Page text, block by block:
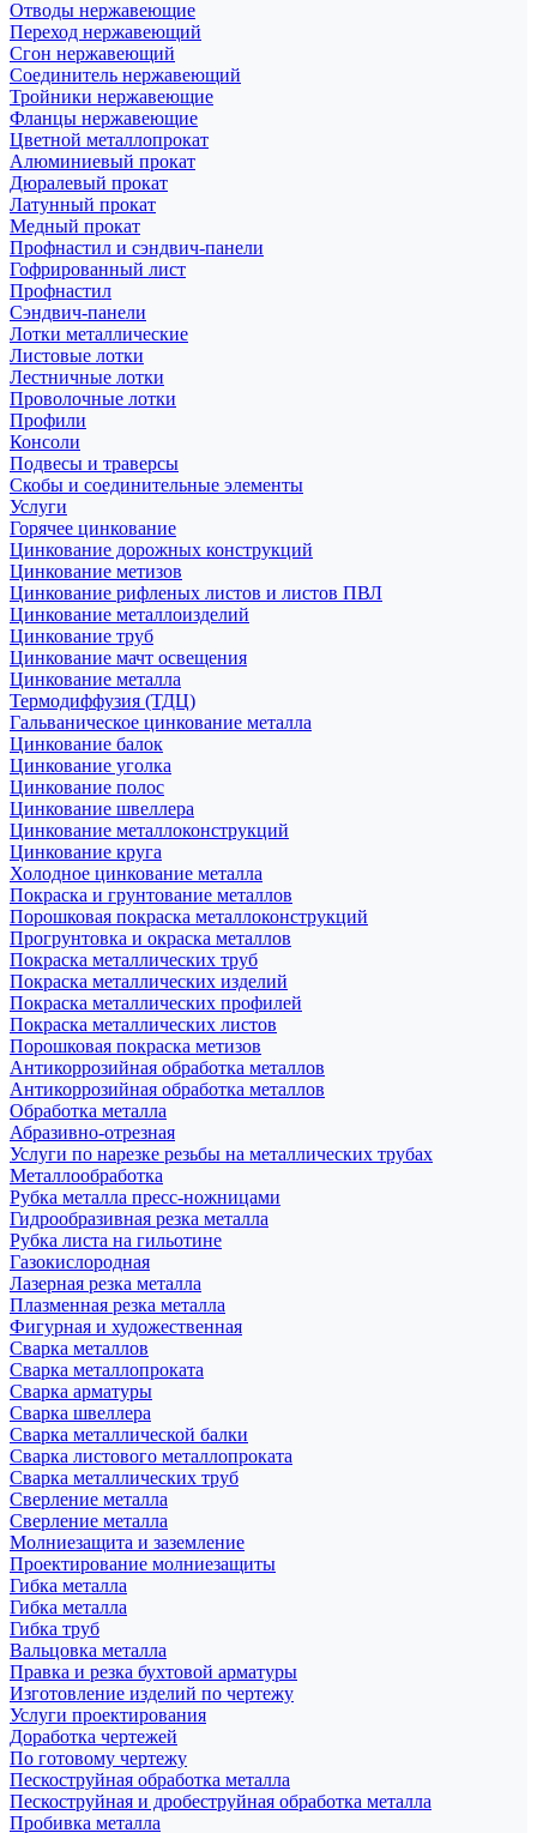
Отводы нержавеющие
Переход нержавеющий
Сгон нержавеющий
Соединитель нержавеющий
Тройники нержавеющие
Фланцы нержавеющие
Цветной металлопрокат
Алюминиевый прокат
Дюралевый прокат
Латунный прокат
Медный прокат
Профнастил и сэндвич-панели
Гофрированный лист
Профнастил
Сэндвич-панели
Лотки металлические
Листовые лотки
Лестничные лотки
Проволочные лотки
Профили
Консоли
Подвесы и траверсы
Скобы и соединительные элементы
Услуги
Горячее цинкование
Цинкование дорожных конструкций
Цинкование метизов
Цинкование рифленых листов и листов ПВЛ
Цинкование металлоизделий
Цинкование труб
Цинкование мачт освещения
Цинкование металла
Термодиффузия (ТДЦ)
Гальваническое цинкование металла
Цинкование балок
Цинкование уголка
Цинкование полос
Цинкование швеллера
Цинкование металлоконструкций
Цинкование круга
Холодное цинкование металла
Покраска и грунтование металлов
Порошковая покраска металлоконструкций
Прогрунтовка и окраска металлов
Покраска металлических труб
Покраска металлических изделий
Покраска металлических профилей
Покраска металлических листов
Порошковая покраска метизов
Антикоррозийная обработка металлов
Антикоррозийная обработка металлов
Обработка металла
Абразивно-отрезная
Услуги по нарезке резьбы на металлических трубах
Металлообработка
Рубка металла пресс-ножницами
Гидрообразивная резка металла
Рубка листа на гильотине
Газокислородная
Лазерная резка металла
Плазменная резка металла
Фигурная и художественная
Сварка металлов
Сварка металлопроката
Сварка арматуры
Сварка швеллера
Сварка металлической балки
Сварка листового металлопроката
Сварка металлических труб
Сверление металла
Сверление металла
Молниезащита и заземление
Проектирование молниезащиты
Гибка металла
Гибка металла
Гибка труб
Вальцовка металла
Правка и резка бухтовой арматуры
Изготовление изделий по чертежу
Услуги проектирования
Доработка чертежей
По готовому чертежу
Пескоструйная обработка металла
Пескоструйная и дробеструйная обработка металла
Пробивка металла